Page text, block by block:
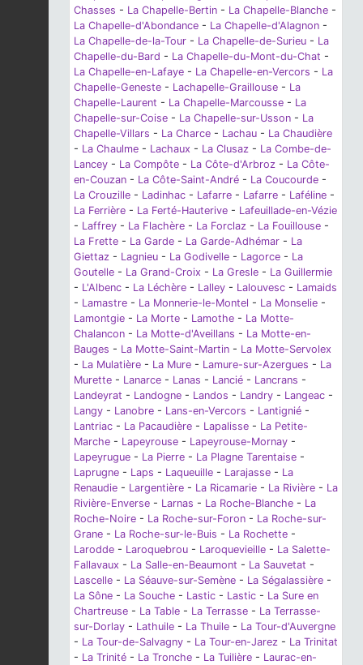
Chasses - La Chapelle-Bertin - La Chapelle-Blanche -
La Chapelle-d'Abondance - La Chapelle-d'Alagnon -
La Chapelle-de-la-Tour - La Chapelle-de-Surieu - La
Chapelle-du-Bard - La Chapelle-du-Mont-du-Chat -
La Chapelle-en-Lafaye - La Chapelle-en-Vercors - La
Chapelle-Geneste - Lachapelle-Graillouse - La
Chapelle-Laurent - La Chapelle-Marcousse - La
Chapelle-sur-Coise - La Chapelle-sur-Usson - La
Chapelle-Villars - La Charce - Lachau - La Chaudière
- La Chaulme - Lachaux - La Clusaz - La Combe-de-
Lancey - La Compôte - La Côte-d'Arbroz - La Côte-
en-Couzan - La Côte-Saint-André - La Coucourde -
La Crouzille - Ladinhac - Lafarre - Lafarre - Laféline -
La Ferrière - La Ferté-Hauterive - Lafeuillade-en-Vézie
- Laffrey - La Flachère - La Forclaz - La Fouillouse -
La Frette - La Garde - La Garde-Adhémar - La
Giettaz - Lagnieu - La Godivelle - Lagorce - La
Goutelle - La Grand-Croix - La Gresle - La Guillermie
- L'Albenc - La Léchère - Lalley - Lalouvesc - Lamaids
- Lamastre - La Monnerie-le-Montel - La Monselie -
Lamontgie - La Morte - Lamothe - La Motte-
Chalancon - La Motte-d'Aveillans - La Motte-en-
Bauges - La Motte-Saint-Martin - La Motte-Servolex
- La Mulatière - La Mure - Lamure-sur-Azergues - La
Murette - Lanarce - Lanas - Lancié - Lancrans -
Landeyrat - Landogne - Landos - Landry - Langeac -
Langy - Lanobre - Lans-en-Vercors - Lantignié -
Lantriac - La Pacaudière - Lapalisse - La Petite-
Marche - Lapeyrouse - Lapeyrouse-Mornay -
Lapeyrugue - La Pierre - La Plagne Tarentaise -
Laprugne - Laps - Laqueuille - Larajasse - La
Renaudie - Largentière - La Ricamarie - La Rivière - La
Rivière-Enverse - Larnas - La Roche-Blanche - La
Roche-Noire - La Roche-sur-Foron - La Roche-sur-
Grane - La Roche-sur-le-Buis - La Rochette -
Larodde - Laroquebrou - Laroquevieille - La Salette-
Fallavaux - La Salle-en-Beaumont - La Sauvetat -
Lascelle - La Séauve-sur-Semène - La Ségalassière -
La Sône - La Souche - Lastic - Lastic - La Sure en
Chartreuse - La Table - La Terrasse - La Terrasse-
sur-Dorlay - Lathuile - La Thuile - La Tour-d'Auvergne
- La Tour-de-Salvagny - La Tour-en-Jarez - La Trinitat
- La Trinité - La Tronche - La Tuilière - Laurac-en-